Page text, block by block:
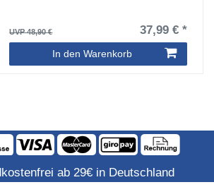
UVP 48,90 € 37,99 € *
In den Warenkorb
ab 29€ in Deutschland